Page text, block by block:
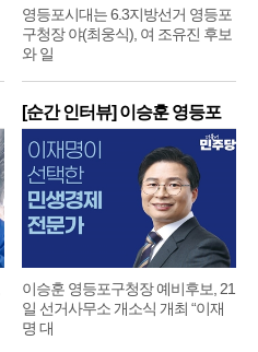
영등포시대는 6.3지방선거 영등포
구청장 야(최웅식), 여 조유진 후보
와 일
[순간 인터뷰] 이승훈 영등포
구
이승훈 영등포구청장 예비후보, 21
일 선거사무소 개소식 개최 “이재
명 대